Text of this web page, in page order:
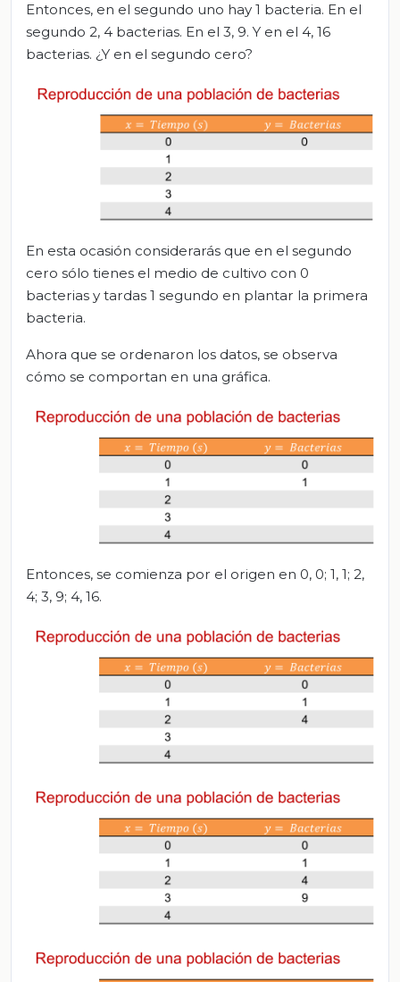
Entonces, en el segundo uno hay 1 bacteria. En el
segundo 2, 4 bacterias. En el 3, 9. Y en el 4, 16
bacterias. ¿Y en el segundo cero?
En esta ocasión considerarás que en el segundo
cero sólo tienes el medio de cultivo con 0
bacterias y tardas 1 segundo en plantar la primera
bacteria.
Ahora que se ordenaron los datos, se observa
cómo se comportan en una gráfica.
Entonces, se comienza por el origen en 0, 0; 1, 1; 2,
4; 3, 9; 4, 16.